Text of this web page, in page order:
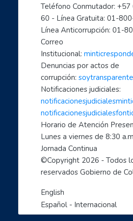
- Formación en Internet para
- Mujeres líderes de la
- Mujeres creadoras de
- Transforma tu mundo con
- Ciberperiodismo comunitario
- Cómo hacer trámites por
- Aprende a cuidarte en el
- Las TIC aliadas
- Sácale provecho a tus
- Soy un profe TIC: Comparte
1, 2, 3 X TIC
- Entornos Digitales humanos
- Líderes digitales
- Descubre como cuidarte en
- Ciberperiodismo comunitario
- Las TIC aliadas esenciales
Teléfono Conmutador:
60 - Línea Gratuita: 01-
Línea Anticorrupción: 01-
Correo
Institucional:
Denuncias por actos de
corrupción:
Notificaciones judiciales:
Horario de Atención
Lunes a viernes de 8:30
Jornada Continua
©Copyright 2026 - Todos
reservados Gobierno de
English
Español - Internacional